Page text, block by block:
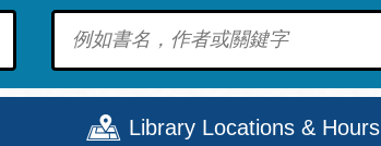
To find?
Library Locations & Hours